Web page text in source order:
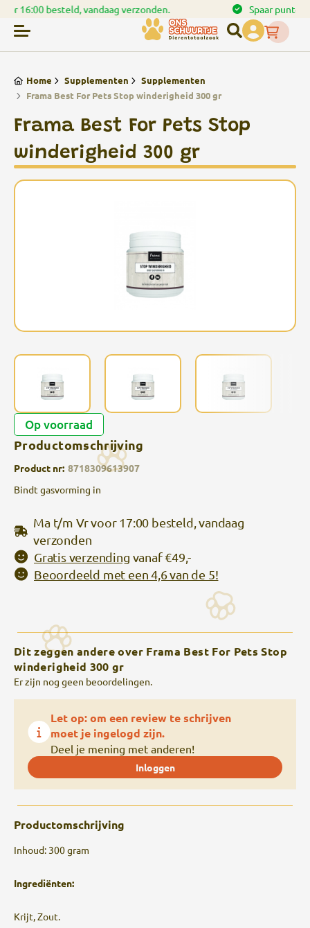
Spaar punten bij uw bestellingen
Home Supplementen
Supplementen
Frama Best For Pets Stop winderigheid 300 gr
Frama Best For Pets Stop
winderigheid 300 gr
Op voorraad
Productomschrijving
Product nr: 8718309613907
Bindt gasvorming in
Ma t/m Vr voor 17:00 besteld, vandaag
verzonden
Gratis verzending vanaf €49,-
Beoordeeld met een 4,6 van de 5!
Dit zeggen andere over Frama Best For Pets Stop
winderigheid 300 gr
Er zijn nog geen beoordelingen.
Let op: om een review te schrijven
moet je ingelogd zijn.
Deel je mening met anderen!
Inloggen
Productomschrijving
Inhoud: 300 gram
Ingrediënten:
Krijt, Zout.